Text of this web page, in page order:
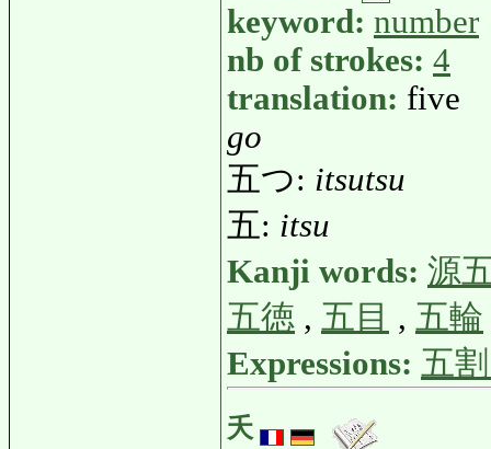
keyword: number
nb of strokes: 4
translation: five
go
五つ: itsutsu
五: itsu
Kanji words: 源
五徳 , 五目 , 五輪
Expressions: 五
夭